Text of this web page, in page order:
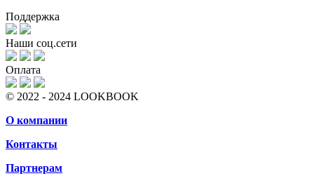
Поддержка
Наши соц.сети
Оплата
© 2022 - 2024 LOOKBOOK
О компании
Контакты
Партнерам